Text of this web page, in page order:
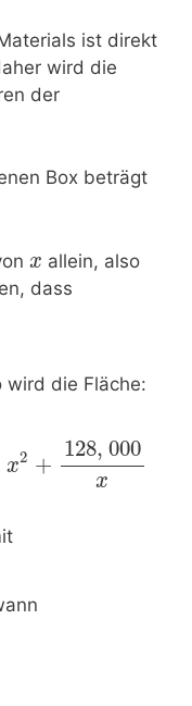
ist direkt
wird die
der
Box beträgt
x allein, also
dass
wird die Fläche:
x2 +
128, 000
x